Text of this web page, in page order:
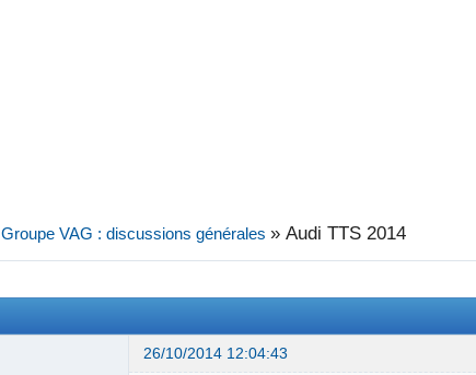
Groupe VAG : discussions générales » Audi TTS 2014
26/10/2014 12:04:43